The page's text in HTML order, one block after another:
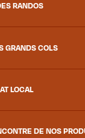
RANDOS
GRANDS COLS
LOCAL
DE NOS